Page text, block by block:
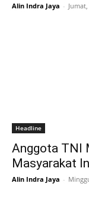
Alin Indra Jaya -
Headline
Anggota TNI
Masyarakat
Alin Indra Jaya -